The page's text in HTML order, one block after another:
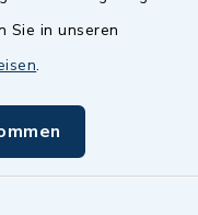
Sie in unseren
.